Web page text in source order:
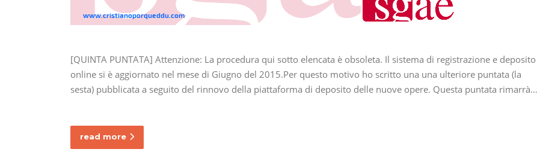
[QUINTA PUNTATA] Attenzione: La procedura qui sotto elencata è obsoleta. Il sistema di registrazione e deposito
online si è aggiornato nel mese di Giugno del 2015.Per questo motivo ho scritto una una ulteriore puntata (la
sesta) pubblicata a seguito del rinnovo della piattaforma di deposito delle nuove opere. Questa puntata rimarrà…
read more